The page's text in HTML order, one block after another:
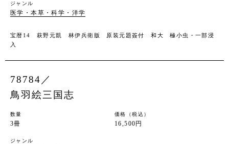
ジャンル
医学・本草・科学・洋学
宝暦14 萩野元凱 林伊兵衛版 原装元題簽付 和大 極小虫・一部浸
入
78784／
鳥羽絵三国志
数量
3冊
価格（税込）
16,500円
ジャンル